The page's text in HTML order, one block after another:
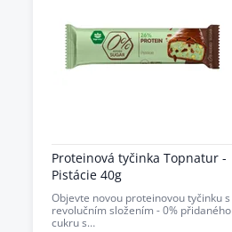
Proteinová tyčinka Topnatur -
Pistácie 40g
Objevte novou proteinovou tyčinku s
revolučním složením - 0% přidaného
cukru s…